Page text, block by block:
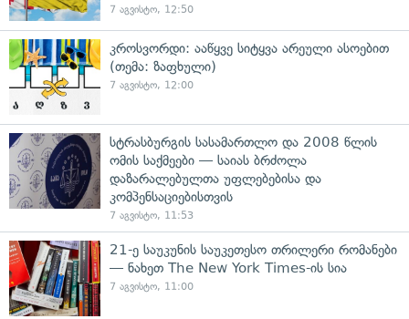
7 აგვისტო, 12:50
კროსვორდი: ააწყვე სიტყვა არეული ასოებით
(თემა: ზაფხული)
7 აგვისტო, 12:00
სტრასბურგის სასამართლო და 2008 წლის
ომის საქმეები — საიას ბრძოლა
დაზარალებულთა უფლებებისა და
კომპენსაციებისთვის
7 აგვისტო, 11:53
21-ე საუკუნის საუკეთესო თრილერი რომანები
— ნახეთ The New York Times-ის სია
7 აგვისტო, 11:00